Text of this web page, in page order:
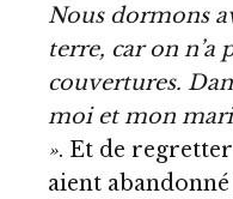
Nous dormons
terre, car on n’a
couvertures.
moi et mon mari
». Et de
aient abandonné